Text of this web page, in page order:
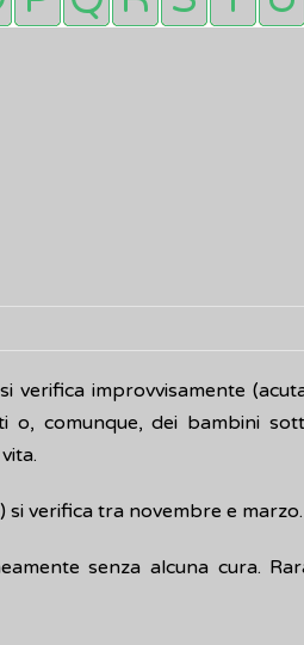
verifica improvvisamente
o, comunque, dei bambini
si verifica tra novembre e marzo.
senza alcuna cura.